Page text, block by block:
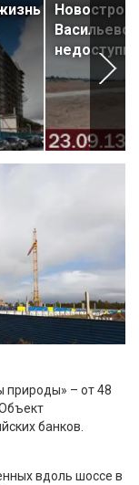
природы» – от 48
банков.
вдоль шоссе в